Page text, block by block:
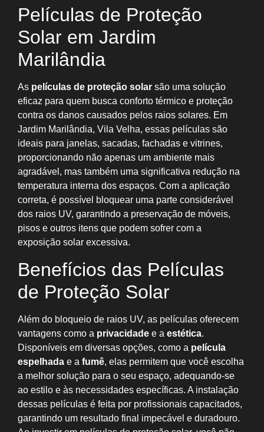
Películas de Proteção
Solar em Jardim
Marilândia
As películas de proteção solar são uma solução
eficaz para quem busca conforto térmico e proteção
contra os danos causados pelos raios solares. Em
Jardim Marilândia, Vila Velha, essas películas são
ideais para janelas, sacadas, fachadas e vitrines,
proporcionando não apenas um ambiente mais
agradável, mas também uma significativa redução na
temperatura interna dos espaços. Com a aplicação
correta, é possível bloquear uma parte considerável
dos raios UV, garantindo a preservação de móveis,
pisos e outros itens que podem sofrer com a
exposição solar excessiva.
Benefícios das Películas
de Proteção Solar
Além do bloqueio de raios UV, as películas oferecem
vantagens como a privacidade e a estética.
Disponíveis em diversas opções, como a película
espelhada e a fumê, elas permitem que você escolha
a melhor solução para o seu espaço, adequando-se
ao estilo e às necessidades específicas. A instalação
dessas películas é feita por profissionais capacitados,
garantindo um resultado final impecável e duradouro.